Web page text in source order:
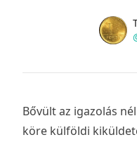
Bővült az igazolás
köre külföldi